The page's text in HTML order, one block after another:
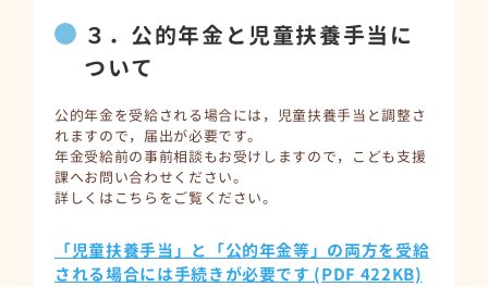
３．公的年金と児童扶養手当に
ついて
公的年金を受給される場合には，児童扶養手当と調整さ
れますので，届出が必要です。
年金受給前の事前相談もお受けしますので，こども支援
課へお問い合わせください。
詳しくはこちらをご覧ください。
「児童扶養手当」と「公的年金等」の両方を受給
される場合には手続きが必要です (PDF 422KB)